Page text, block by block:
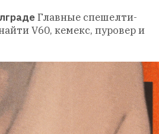
Главные спешелти-
V60, кемекс, пуровер и